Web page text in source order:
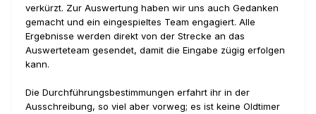
verkürzt. Zur Auswertung haben wir uns auch Gedanken
gemacht und ein eingespieltes Team engagiert. Alle
Ergebnisse werden direkt von der Strecke an das
Auswerteteam gesendet, damit die Eingabe zügig erfolgen
kann.
Die Durchführungsbestimmungen erfahrt ihr in der
Ausschreibung, so viel aber vorweg; es ist keine Oldtimer